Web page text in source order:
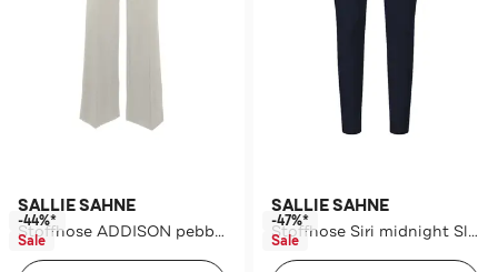
SALLIE SAHNE
Stoffhose ADDISON pebble Loose Fit
-44%*
Sale
SALLIE SAHNE
Stoffhose Siri midnight Slim
-47%*
Sale